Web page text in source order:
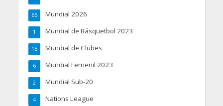
Mundial 2026
65
Mundial de Básquetbol 2023
1
Mundial de Clubes
15
Mundial Femenil 2023
6
Mundial Sub-20
2
Nations League
4